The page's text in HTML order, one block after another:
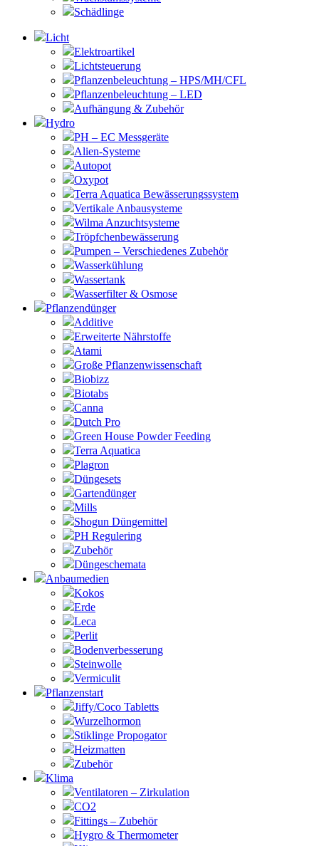
Schädlinge
Licht
Elektroartikel
Lichtsteuerung
Pflanzenbeleuchtung – HPS/MH/CFL
Pflanzenbeleuchtung – LED
Aufhängung & Zubehör
Hydro
PH – EC Messgeräte
Alien-Systeme
Autopot
Oxypot
Terra Aquatica Bewässerungssystem
Vertikale Anbausysteme
Wilma Anzuchtsysteme
Tröpfchenbewässerung
Pumpen – Verschiedenes Zubehör
Wasserkühlung
Wassertank
Wasserfilter & Osmose
Pflanzendünger
Additive
Erweiterte Nährstoffe
Atami
Große Pflanzenwissenschaft
Biobizz
Biotabs
Canna
Dutch Pro
Green House Powder Feeding
Terra Aquatica
Plagron
Düngesets
Gartendünger
Mills
Shogun Düngemittel
PH Regulering
Zubehör
Düngeschemata
Anbaumedien
Kokos
Erde
Leca
Perlit
Bodenverbesserung
Steinwolle
Vermiculit
Pflanzenstart
Jiffy/Coco Tabletts
Wurzelhormon
Stiklinge Propogator
Heizmatten
Zubehör
Klima
Ventilatoren – Zirkulation
CO2
Fittings – Zubehör
Hygro & Thermometer